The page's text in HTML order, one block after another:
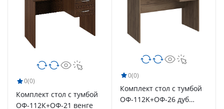
0(0)
Комплект стол с тумбой
ОФ-112К+ОФ-21 венге
0(0)
Комплект стол с тумбой
ОФ-112K+ОФ-26 дуб